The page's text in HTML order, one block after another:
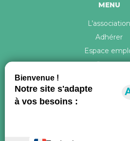
MENU
L’association
Adhérer
Espace
Contact